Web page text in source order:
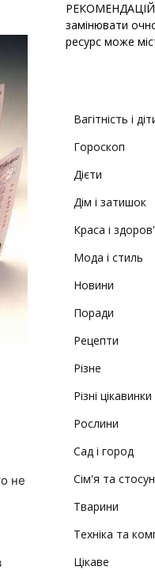
не
замінювати
ресурс може
Вагітність і
Гороскоп
Дієти
Дім і затишок
Краса і
Мода і стиль
Новини
Поради
Рецепти
Різне
Різні цікавинки
Рослини
Сад і город
Сім'я та
Тварини
Техніка та
Цікаве